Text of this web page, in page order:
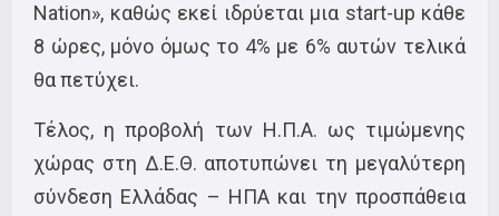
Nation», καθώς εκεί ιδρύεται μια start-up κάθε
8 ώρες, μόνο όμως το 4% με 6% αυτών τελικά
θα πετύχει.
Τέλος, η προβολή των Η.Π.Α. ως τιμώμενης
χώρας στη Δ.Ε.Θ. αποτυπώνει τη μεγαλύτερη
σύνδεση Ελλάδας – ΗΠΑ και την προσπάθεια